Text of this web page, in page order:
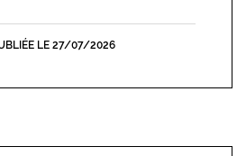
LE 27/07/2026